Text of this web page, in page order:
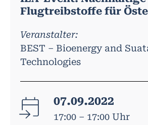
Flugtreibstoffe für
Veranstalter:
BEST – Bioenergy and
Technologies
07.09.2022
17:00 – 17:00 Uhr